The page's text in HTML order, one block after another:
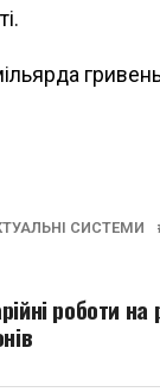
СИСТЕМИ
роботи